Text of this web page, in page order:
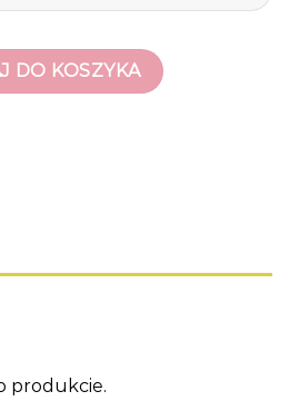
DO KOSZYKA
produkcie.